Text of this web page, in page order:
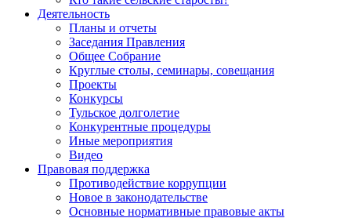
Деятельность
Планы и отчеты
Заседания Правления
Общее Собрание
Круглые столы, семинары, совещания
Проекты
Конкурсы
Тульское долголетие
Конкурентные процедуры
Иные мероприятия
Видео
Правовая поддержка
Противодействие коррупции
Новое в законодательстве
Основные нормативные правовые акты